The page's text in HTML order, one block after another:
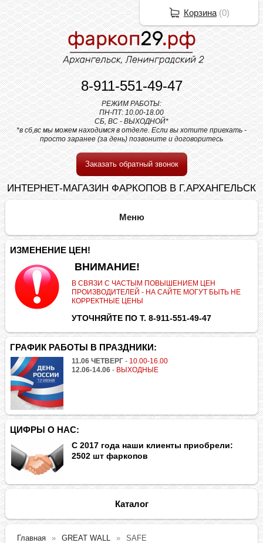
8-911-551-49-47
РЕЖИМ РАБОТЫ:
ПН-ПТ: 10.00-18.00
СБ, ВС - ВЫХОДНОЙ*
*в сб,вс мы можем находимся в отделе. Если вы хотите приехать -
просто заранее (за день) позвоните и договоритесь
Заказать обратный звонок
ИНТЕРНЕТ-МАГАЗИН ФАРКОПОВ В Г.АРХАНГЕЛЬСК
ИЗМЕНЕНИЕ ЦЕН!
ВНИМАНИЕ!
В СВЯЗИ С ЧАСТЫМ ПОВЫШЕНИЕМ ЦЕН
ПРОИЗВОДИТЕЛЕЙ - НА САЙТЕ МОГУТ БЫТЬ НЕ
КОРРЕКТНЫЕ ЦЕНЫ
УТОЧНЯЙТЕ ПО Т. 8-911-551-49-47
ГРАФИК РАБОТЫ В ПРАЗДНИКИ:
11.06 ЧЕТВЕРГ - 10.00-16.00
12.06-14.06 - ВЫХОДНЫЕ
ЦИФРЫ О НАС:
С 2017 года наши клиенты приобрели:
2502 шт фаркопов
Каталог
Главная GREAT WALL SAFE
Корзина(0)